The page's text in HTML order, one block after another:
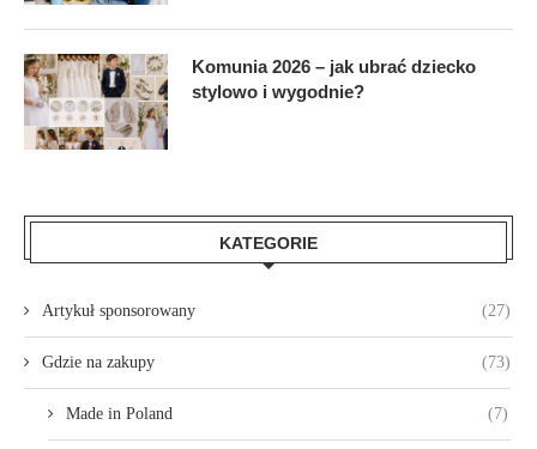
Komunia 2026 – jak ubrać dziecko
stylowo i wygodnie?
KATEGORIE
Artykuł sponsorowany (27)
Gdzie na zakupy (73)
Made in Poland (7)